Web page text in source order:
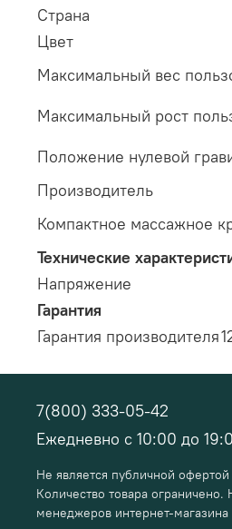
Страна
Цвет
Максимальный вес
Максимальный рост
Положение нулевой
Производитель
Компактное массажное
Технические
Напряжение
Гарантия
Гарантия производителя
7(800) 333-05-42
Ежедневно с 10:00 до
Не является публичной
Количество товара
менеджеров интернет-магазина